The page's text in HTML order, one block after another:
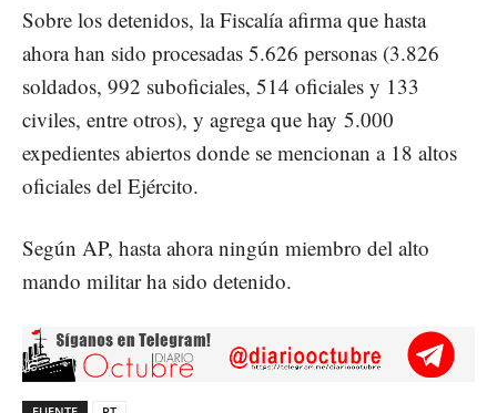
Sobre los detenidos, la Fiscalía afirma que hasta
ahora han sido procesadas 5.626 personas (3.826
soldados, 992 suboficiales, 514 oficiales y 133
civiles, entre otros), y agrega que hay 5.000
expedientes abiertos donde se mencionan a 18 altos
oficiales del Ejército.
Según AP, hasta ahora ningún miembro del alto
mando militar ha sido detenido.